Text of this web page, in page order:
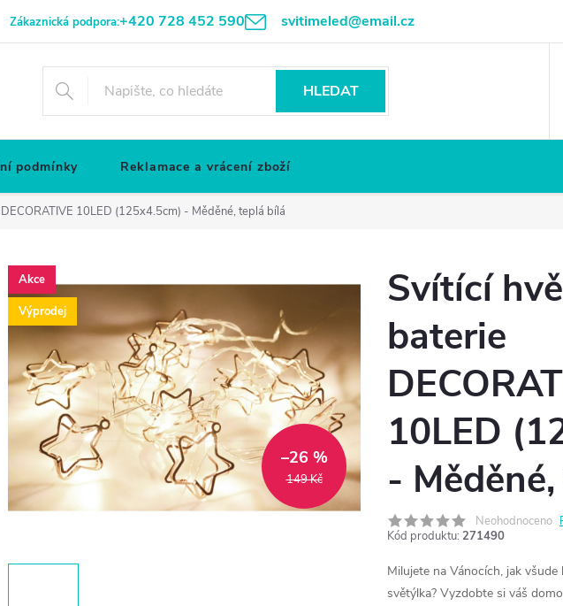
Zákaznická podpora:+420 728 452 590 svitimeled@email.cz
HLEDAT
podmínky Reklamace a vrácení zboží
10LED (125x4.5cm) - Měděné, teplá bílá
Akce
Výprodej
149 Kč
–26 %
Svítící
baterie
10LED
-
Neohodnoceno
Kód produktu: 271490
Milujete na Vánocích, jak
světýlka? Vyzdobte si váš